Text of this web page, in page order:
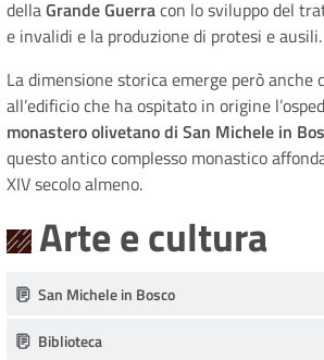
dellaGrande Guerracon lo sviluppo del
e invalidi e la produzione di protesi e ausili.
La dimensione storica emerge però
all’edificio che ha ospitato in origine
monastero olivetano di San Michele in
questo antico complesso monastico
XIV secolo almeno.
Arte e cultura
San Michele in Bosco
Biblioteca